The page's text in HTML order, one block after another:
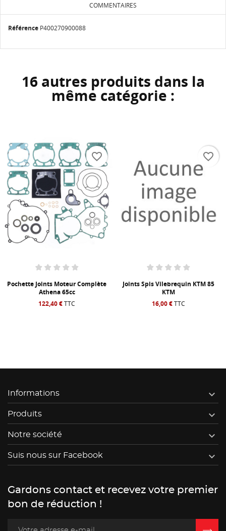
COMMENTAIRES
Référence P400270900088
16 autres produits dans la
même catégorie :
Pochette Joints Moteur Complète
Athena 65cc
122,40 €TTC
favorite_border
Joints Spis Vilebrequin KTM 85
KTM
16,00 €TTC
favorite_border
Informations 
Produits 
Notre société 
Suis nous sur Facebook 
Gardons contact et recevez votre premier
bon de réduction !